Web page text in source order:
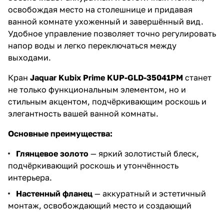
освобождая место на столешнице и придавая
ванной комнате ухоженный и завершённый вид.
Удобное управление позволяет точно регулировать
напор воды и легко переключаться между
выходами.
Кран Jaquar Kubix Prime KUP-GLD-35041PM станет
не только функциональным элементом, но и
стильным акцентом, подчёркивающим роскошь и
элегантность вашей ванной комнаты.
Основные преимущества:
Глянцевое золото — яркий золотистый блеск,
подчёркивающий роскошь и утончённость
интерьера.
Настенный фланец — аккуратный и эстетичный
монтаж, освобождающий место и создающий